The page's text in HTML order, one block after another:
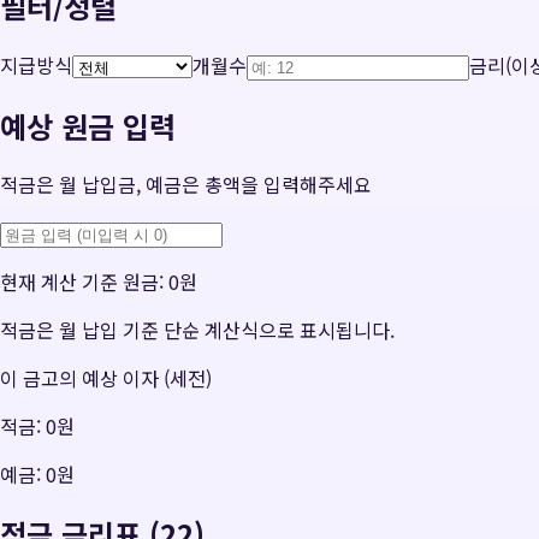
지급방식 개월수 금리(이
예상 원금 입력
적금은 월 납입금, 예금은 총액을 입력해주세요
현재 계산 기준 원금:0원
적금은 월 납입 기준 단순 계산식으로 표시됩니다.
이 금고의 예상 이자 (세전)
적금:0원
예금:0원